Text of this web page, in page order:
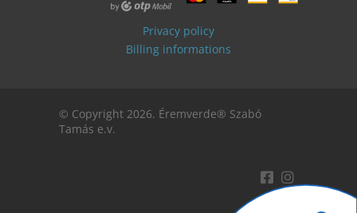
Privacy policy
Billing informations
© Copyright 2026. Éremverde® Szabó
Tamás e.v.